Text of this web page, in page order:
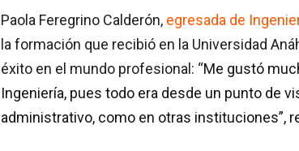
Paola Feregrino Calderón, egresada de
la formación que recibió en la Universidad
éxito en el mundo profesional: “Me gustó
Ingeniería, pues todo era desde un punto de
administrativo, como en otras instituciones”,